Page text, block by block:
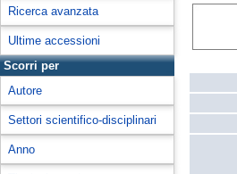
Ricerca avanzata
Ultime accessioni
Scorri per
Autore
Settori scientifico-disciplinari
Anno